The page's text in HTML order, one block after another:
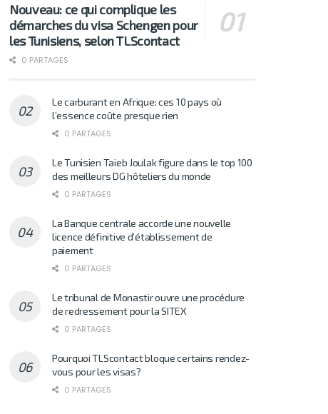
Nouveau: ce qui complique les
démarches du visa Schengen pour
les Tunisiens, selon TLScontact
0 PARTAGES
Le carburant en Afrique: ces 10 pays où
l’essence coûte presque rien
0 PARTAGES
Le Tunisien Taieb Joulak figure dans le top 100
des meilleurs DG hôteliers du monde
0 PARTAGES
La Banque centrale accorde une nouvelle
licence définitive d’établissement de
paiement
0 PARTAGES
Le tribunal de Monastir ouvre une procédure
de redressement pour la SITEX
0 PARTAGES
Pourquoi TLScontact bloque certains rendez-
vous pour les visas?
0 PARTAGES